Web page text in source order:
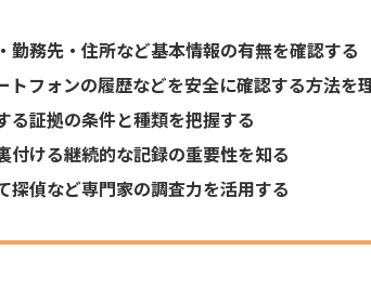
勤務先・住所など基本情報の有無を確認する
トフォンの履歴などを安全に確認する方法を
る証拠の条件と種類を把握する
付ける継続的な記録の重要性を知る
探偵など専門家の調査力を活用する